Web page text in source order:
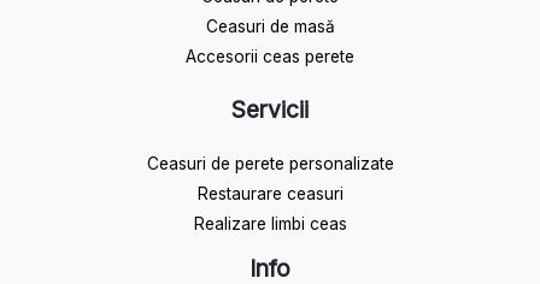
Ceasuri de masă
Accesorii ceas perete
Servicii
Ceasuri de perete personalizate
Restaurare ceasuri
Realizare limbi ceas
Info